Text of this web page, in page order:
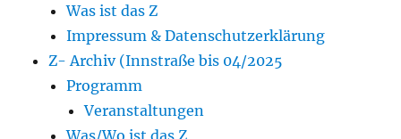
Was ist das Z
Impressum & Datenschutzerklärung
Z- Archiv (Innstraße bis 04/2025
Programm
Veranstaltungen
Was/Wo ist das Z